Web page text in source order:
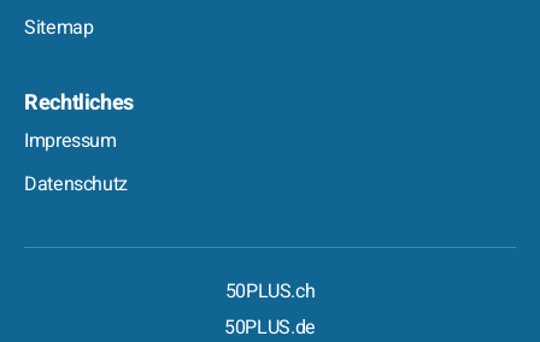
Sitemap
Rechtliches
Impressum
Datenschutz
50PLUS.ch
50PLUS.de